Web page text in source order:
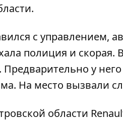
с управлением,
полиция и скорая.
у
На место вызвали
области